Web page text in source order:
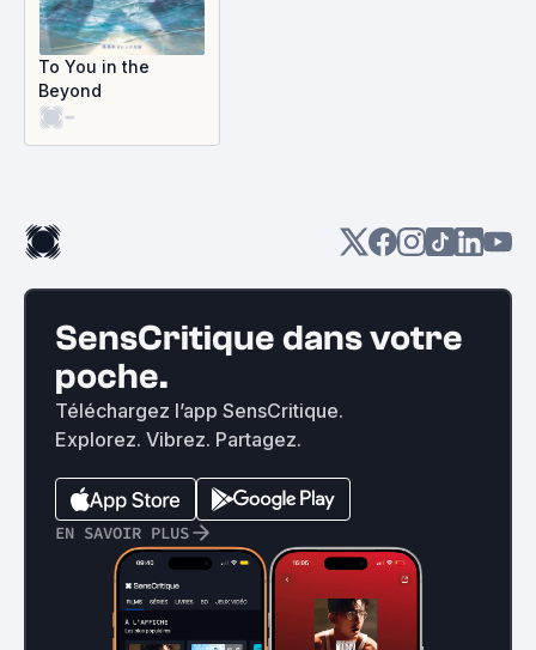
To You in the
Beyond
-
SensCritique dans votre
poche.
Téléchargez l’app SensCritique.
Explorez. Vibrez. Partagez.
EN SAVOIR PLUS